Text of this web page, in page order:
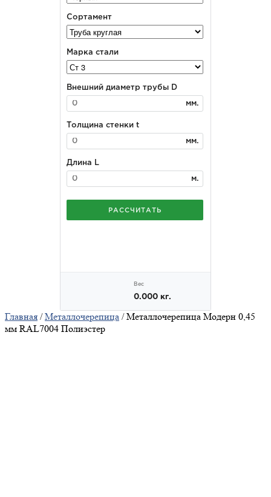
Главная /Металлочерепица / Металлочерепица Модерн 0,45
мм RAL7004 Полиэстер